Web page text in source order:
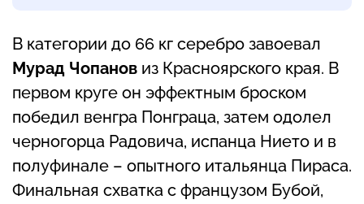
В категории до 66 кг серебро завоевал
Мурад Чопанов из Красноярского края. В
первом круге он эффектным броском
победил венгра Понграца, затем одолел
черногорца Радовича, испанца Нието и в
полуфинале – опытного итальянца Пираса.
Финальная схватка с французом Бубой,